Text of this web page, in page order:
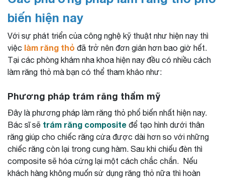
biến hiện nay
Với sự phát triển của công nghệ kỹ thuật như hiện nay thì
việc làm răng thỏ đã trở nên đơn giản hơn bao giờ hết.
Tại các phòng khám nha khoa hiện nay đều có nhiều cách
làm răng thỏ mà bạn có thể tham khảo như:
Phương pháp trám răng thẩm mỹ
Đây là phương pháp làm răng thỏ phổ biến nhất hiện nay.
Bác sĩ sẽ trám răng composite để tạo hình dưới thân
răng giúp cho chiếc răng cửa được dài hơn so với những
chiếc răng còn lại trong cung hàm. Sau khi chiếu đèn thì
composite sẽ hóa cứng lại một cách chắc chắn. Nếu
khách hàng không muốn sử dụng răng thỏ nữa thì hoàn